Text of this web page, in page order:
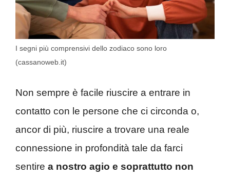
I segni più comprensivi dello zodiaco sono loro
(cassanoweb.it)
Non sempre è facile riuscire a entrare in
contatto con le persone che ci circonda o,
ancor di più, riuscire a trovare una reale
connessione in profondità tale da farci
sentire a nostro agio e soprattutto non